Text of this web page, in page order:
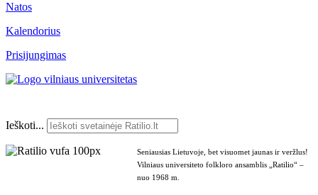
Natos
Kalendorius
Prisijungimas
Ieškoti...
Seniausias Lietuvoje, bet visuomet jaunas ir veržlus!
Vilniaus universiteto folkloro ansamblis „Ratilio“ –
nuo 1968 m.